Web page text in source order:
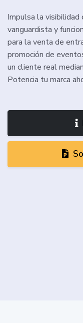
Impulsa la
vanguardista y
para la venta de
promoción de
un cliente real
Potencia tu marca